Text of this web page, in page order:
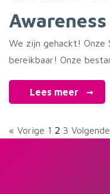
Awareness
We zijn gehackt! Onze
bereikbaar! Onze
Lees meer
« Vorige 1 2 3